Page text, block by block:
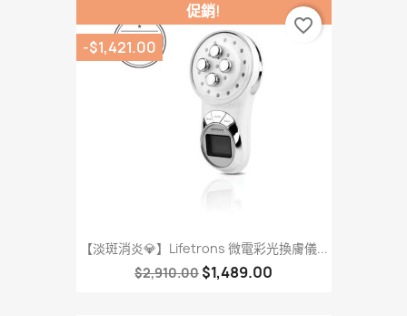
【淡斑消炎💎】Lifetrons 微電彩光換膚儀...
$2,910.00 $1,489.00
促銷!
-$1,421.00
favorite_border